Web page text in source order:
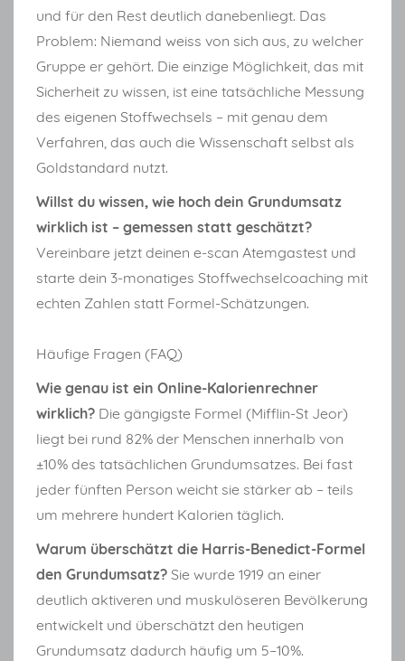
und für den Rest deutlich danebenliegt. Das
Problem: Niemand weiss von sich aus, zu welcher
Gruppe er gehört. Die einzige Möglichkeit, das mit
Sicherheit zu wissen, ist eine tatsächliche Messung
des eigenen Stoffwechsels – mit genau dem
Verfahren, das auch die Wissenschaft selbst als
Goldstandard nutzt.
Willst du wissen, wie hoch dein Grundumsatz
wirklich ist – gemessen statt geschätzt?
Vereinbare jetzt deinen e-scan Atemgastest und
starte dein 3-monatiges Stoffwechselcoaching mit
echten Zahlen statt Formel-Schätzungen.
Häufige Fragen (FAQ)
Wie genau ist ein Online-Kalorienrechner
wirklich? Die gängigste Formel (Mifflin-St Jeor)
liegt bei rund 82% der Menschen innerhalb von
±10% des tatsächlichen Grundumsatzes. Bei fast
jeder fünften Person weicht sie stärker ab – teils
um mehrere hundert Kalorien täglich.
Warum überschätzt die Harris-Benedict-Formel
den Grundumsatz? Sie wurde 1919 an einer
deutlich aktiveren und muskulöseren Bevölkerung
entwickelt und überschätzt den heutigen
Grundumsatz dadurch häufig um 5–10%.